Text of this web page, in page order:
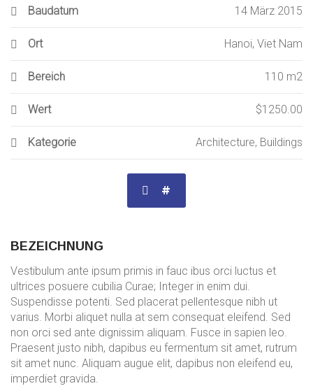
Baudatum 14 März 2015
Ort Hanoi, Viet Nam
Bereich 110 m2
Wert $1250.00
Kategorie Architecture, Buildings
#
BEZEICHNUNG
Vestibulum ante ipsum primis in fauc ibus orci luctus et
ultrices posuere cubilia Curae; Integer in enim dui.
Suspendisse potenti. Sed placerat pellentesque nibh ut
varius. Morbi aliquet nulla at sem consequat eleifend. Sed
non orci sed ante dignissim aliquam. Fusce in sapien leo.
Praesent justo nibh, dapibus eu fermentum sit amet, rutrum
sit amet nunc. Aliquam augue elit, dapibus non eleifend eu,
imperdiet gravida.